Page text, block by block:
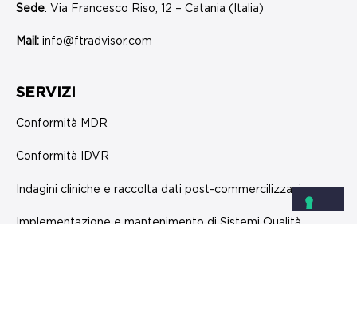
Sede: Via Francesco Riso, 12 – Catania (Italia)
Mail: info@ftradvisor.com
SERVIZI
Conformità MDR
Conformità IDVR
Indagini cliniche e raccolta dati post-commercilizzazione
Implementazione e mantenimento di Sistemi Qualità